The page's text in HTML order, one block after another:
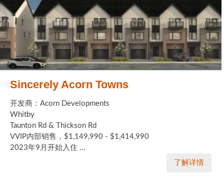
Sincerely Acorn Towns
开发商：Acorn Developments
Whitby
Taunton Rd & Thickson Rd
VVIP内部销售，$1,149,990 - $1,414,990
2023年9月开始入住 ...
了解详情